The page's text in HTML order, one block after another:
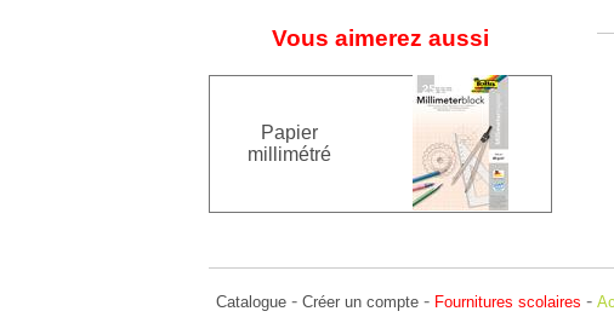
Vous aimerez aussi
Papier
millimétré
Catalogue - Créer un compte - Fournitures scolaires -